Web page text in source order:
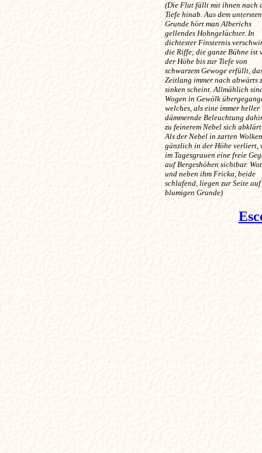
(Die Flut fällt mit ihnen nach
Tiefe hinab. Aus dem untersten
Grunde hört man Alberichs
gellendes Hohngelächter. In
dichtester Finsternis
die Riffe; die ganze Bühne ist
der Höhe bis zur Tiefe von
schwarzem Gewoge erfüllt,
Zeitlang immer nach abwärts
sinken scheint. Allmählich
Wogen in Gewölk
welches, als eine immer heller
dämmernde Beleuchtung
zu feinerem Nebel sich
Als der Nebel in zarten
gänzlich in der Höhe verliert,
im Tagesgrauen eine freie
auf Bergeshöhen sichtbar.
und neben ihm Fricka, beide
schlafend, liegen zur Seite auf
blumigen Grunde)